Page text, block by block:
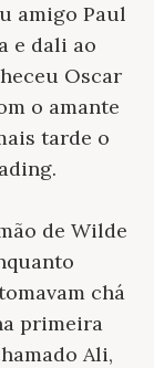
amigo Paul
e dali ao
Oscar
o amante
tarde o
de Wilde
chá
primeira
Ali,